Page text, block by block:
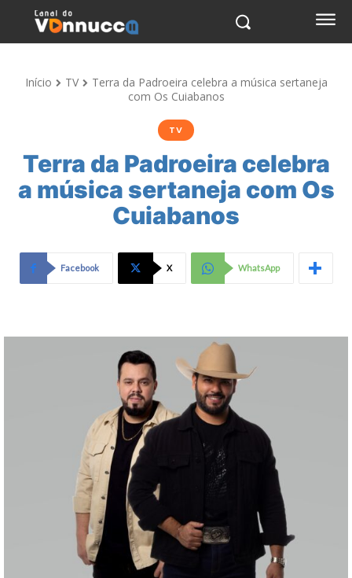
Início TV
Terra da Padroeira celebra a música sertaneja
com Os Cuiabanos
TV
Terra da Padroeira celebra
a música sertaneja com Os
Cuiabanos
Facebook X WhatsApp